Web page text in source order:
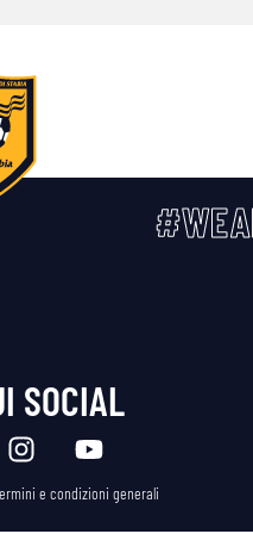
SOCIAL
e condizioni generali